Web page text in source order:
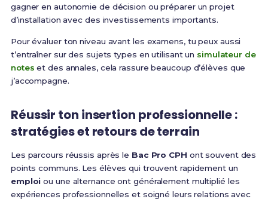
gagner en autonomie de décision ou préparer un projet
d’installation avec des investissements importants.
Pour évaluer ton niveau avant les examens, tu peux aussi
t’entraîner sur des sujets types en utilisant un simulateur de
notes et des annales, cela rassure beaucoup d’élèves que
j’accompagne.
Réussir ton insertion professionnelle :
stratégies et retours de terrain
Les parcours réussis après le Bac Pro CPH ont souvent des
points communs. Les élèves qui trouvent rapidement un
emploi ou une alternance ont généralement multiplié les
expériences professionnelles et soigné leurs relations avec